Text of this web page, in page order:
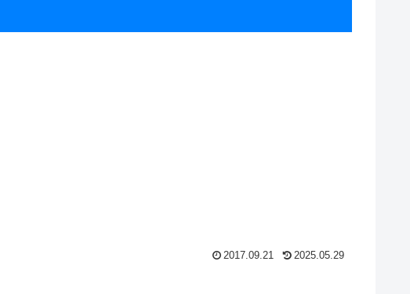
2017.09.21 2025.05.29